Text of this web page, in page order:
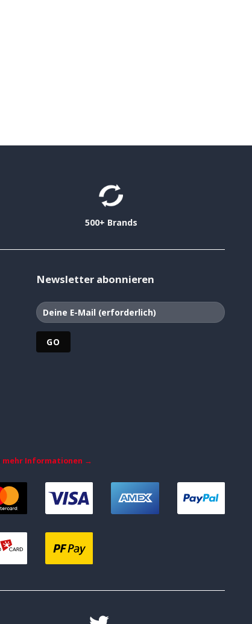
500+ Brands
Newsletter abonnieren
mehr Informationen →